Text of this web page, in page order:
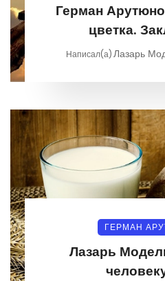
Герман
цветка.
Написал(а)Лазарь
ГЕРМАН
Лазарь